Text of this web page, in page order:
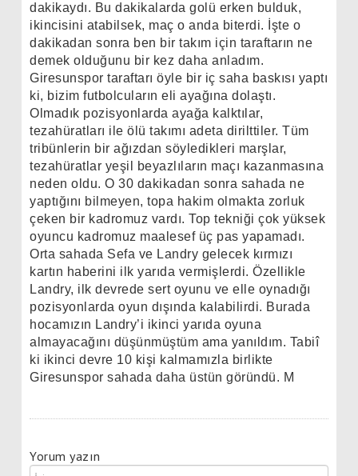
dakikaydı. Bu dakikalarda golü erken bulduk,
ikincisini atabilsek, maç o anda biterdi. İşte o
dakikadan sonra ben bir takım için taraftarın ne
demek olduğunu bir kez daha anladım.
Giresunspor taraftarı öyle bir iç saha baskısı yaptı
ki, bizim futbolcuların eli ayağına dolaştı.
Olmadık pozisyonlarda ayağa kalktılar,
tezahüratları ile ölü takımı adeta dirilttiler. Tüm
tribünlerin bir ağızdan söyledikleri marşlar,
tezahüratlar yeşil beyazlıların maçı kazanmasına
neden oldu. O 30 dakikadan sonra sahada ne
yaptığını bilmeyen, topa hakim olmakta zorluk
çeken bir kadromuz vardı. Top tekniği çok yüksek
oyuncu kadromuz maalesef üç pas yapamadı.
Orta sahada Sefa ve Landry gelecek kırmızı
kartın haberini ilk yarıda vermişlerdi. Özellikle
Landry, ilk devrede sert oyunu ve elle oynadığı
pozisyonlarda oyun dışında kalabilirdi. Burada
hocamızın Landry’i ikinci yarıda oyuna
almayacağını düşünmüştüm ama yanıldım. Tabiî
ki ikinci devre 10 kişi kalmamızla birlikte
Giresunspor sahada daha üstün göründü. M
Yorum yazın